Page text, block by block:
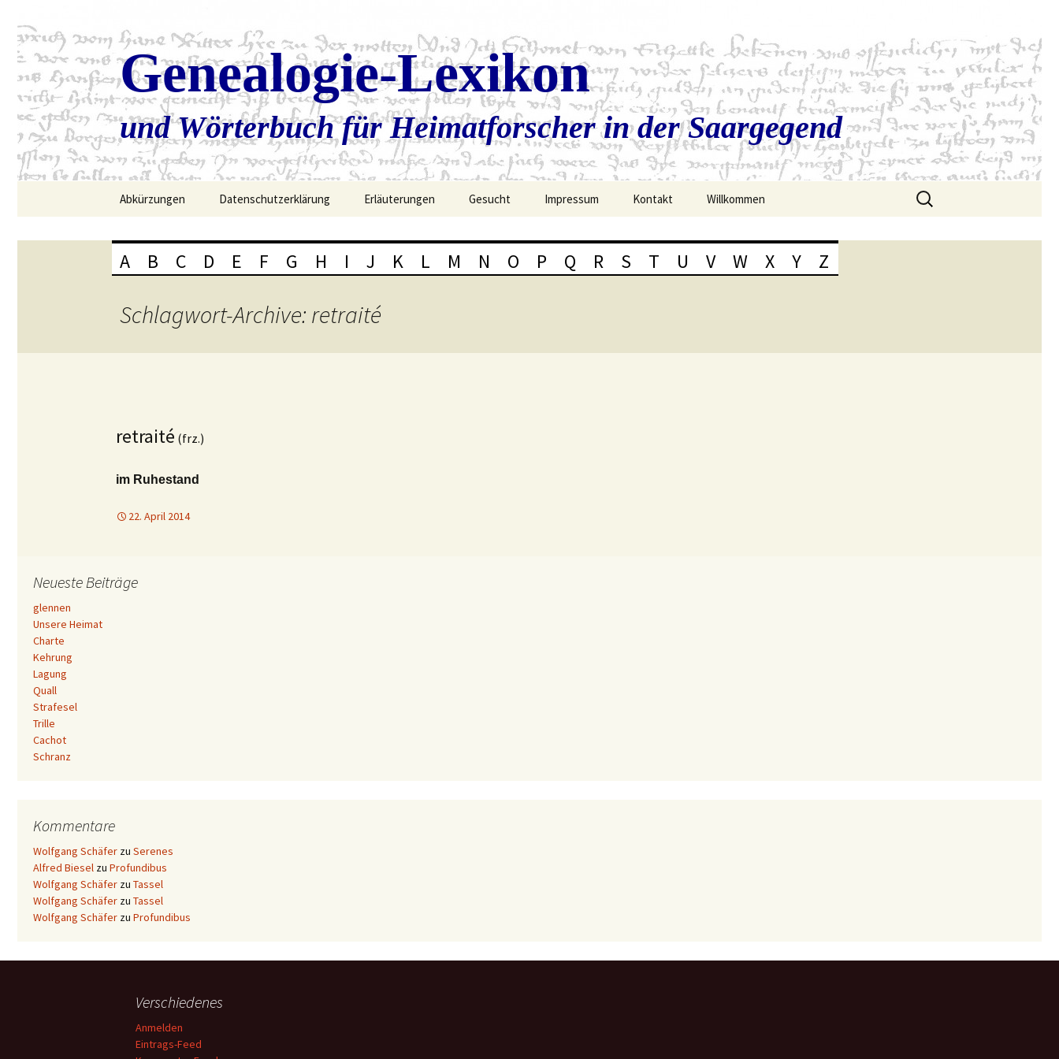
Genealogie-Lexikon
und Wörterbuch für Heimatforscher in der Saargegend
Abkürzungen Datenschutzerklärung Erläuterungen Gesucht Impressum Kontakt Willkommen
Suchen
nach:
A B C D E F G H I J K L M N O P Q R S T U V W X Y Z
Schlagwort-Archive: retraité
retraité (frz.)
im Ruhestand
22. April 2014
Neueste Beiträge
glennen
Unsere Heimat
Charte
Kehrung
Lagung
Quall
Strafesel
Trille
Cachot
Schranz
Kommentare
Wolfgang Schäfer zu Serenes
Alfred Biesel zu Profundibus
Wolfgang Schäfer zu Tassel
Wolfgang Schäfer zu Tassel
Wolfgang Schäfer zu Profundibus
Verschiedenes
Anmelden
Eintrags-Feed